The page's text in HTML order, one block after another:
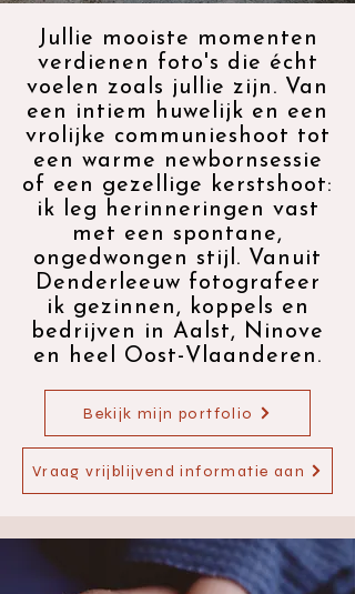
Jullie mooiste momenten
verdienen foto's die écht
voelen zoals jullie zijn. Van
een intiem huwelijk en een
vrolijke communieshoot tot
een warme newbornsessie
of een gezellige kerstshoot:
ik leg herinneringen vast
met een spontane,
ongedwongen stijl. Vanuit
Denderleeuw fotografeer
ik gezinnen, koppels en
bedrijven in Aalst, Ninove
en heel Oost-Vlaanderen.
Bekijk mijn portfolio
Vraag vrijblijvend informatie aan